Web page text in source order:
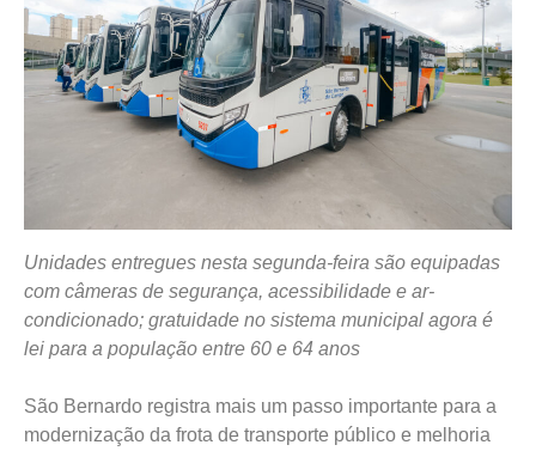
Unidades entregues nesta segunda-feira são equipadas
com câmeras de segurança, acessibilidade e ar-
condicionado; gratuidade no sistema municipal agora é
lei para a população entre 60 e 64 anos
São Bernardo registra mais um passo importante para a
modernização da frota de transporte público e melhoria